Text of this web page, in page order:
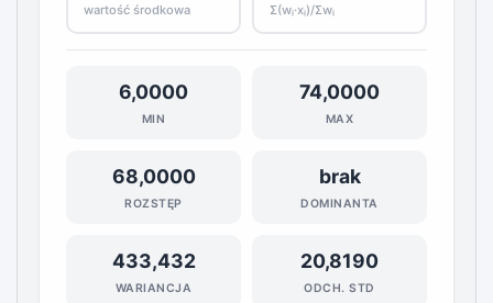
wartość środkowa Σ(wᵢ·xᵢ)/Σwᵢ
6,0000
MIN
74,0000
MAX
68,0000
ROZSTĘP
brak
DOMINANTA
433,432
WARIANCJA
20,8190
ODCH. STD